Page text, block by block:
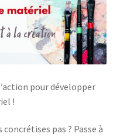
pour développer
!
pas ? Passe à